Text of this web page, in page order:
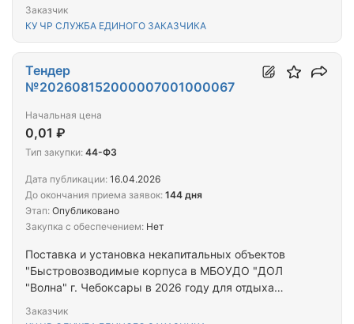
Заказчик
КУ ЧР СЛУЖБА ЕДИНОГО ЗАКАЗЧИКА
Поставка и установка некапитальных объектов
"Быстровозводимые корпуса в МБОУДО "ДОЛ
"Волна" г. Чебоксары в 2026 году для отдыха
Заказчик
Тендер
№202608152000007001000067
Начальная цена
0,01 ₽
Тип закупки: 44-ФЗ
Дата публикации: 16.04.2026
До окончания приема заявок: 144 дня
Этап: Опубликовано
Закупка с обеспечением: Нет